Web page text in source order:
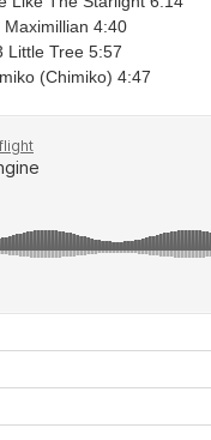
Maximillian 4:40
Little Tree 5:57
(Chimiko) 4:47